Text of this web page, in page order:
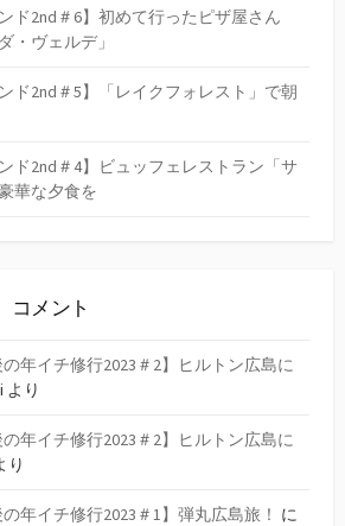
ド2nd＃6】初めて行ったピザ屋さん
・ヴェルデ」
ド2nd＃5】「レイクフォレスト」で朝
ド2nd＃4】ビュッフェレストラン「サ
華な夕食を
コメント
の年イチ修行2023＃2】ヒルトン広島に
より
の年イチ修行2023＃2】ヒルトン広島に
り
の年イチ修行2023＃1】弾丸広島旅！ に